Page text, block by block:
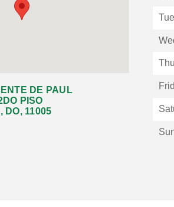
DE PAUL
PISO
DO, 11005